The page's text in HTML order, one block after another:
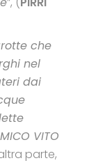
che
nel
dai
VITO
parte,